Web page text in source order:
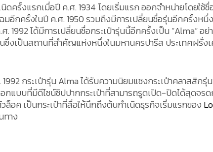
ดครั้งแรกเมื่อปี ค.ศ. 1934 โดยเริ่มแรก ออกจำหน่ายโดยใช้ชื่
มอีกครั้งในปี ค.ศ. 1950 รวมถึงมีการเปลี่ยนชื่อรุ่นอีกครั้งหนึ่
. 1992 ได้มีการเปลี่ยนชื่อกระเป๋ารุ่นนี้อีกครั้งเป็น “Alma” อ
ซึ่งเป็นสถานที่สำคัญแห่งหนึ่งในมหานครปารีส ประเทศฝรั่ง
กระเป๋ารุ่น Alma ได้รับความนิยมแซงกระเป๋าคลาสสิก
กแบบที่มีดีไซน์ซิปปากกระเป๋าที่สามารถรูดเปิด-ปิดได้สุดจร
ล็อค เป็นกระเป๋าที่สื่อให้นึกถึงต้นกำเนิดธุรกิจเริ่มแรกของ
ทาง